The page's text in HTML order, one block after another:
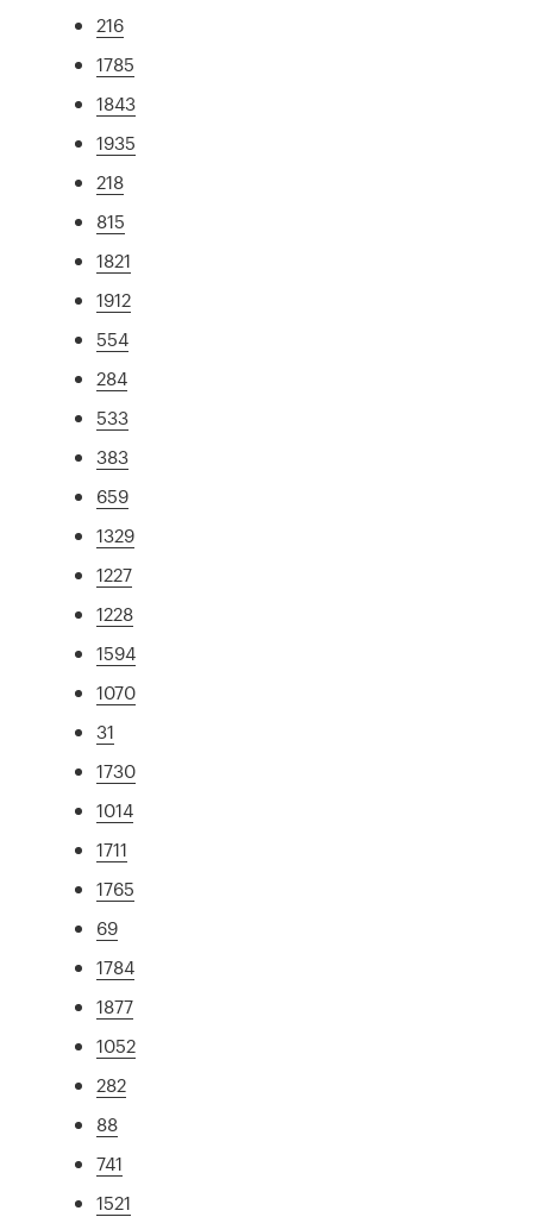
216
1785
1843
1935
218
815
1821
1912
554
284
533
383
659
1329
1227
1228
1594
1070
31
1730
1014
1711
1765
69
1784
1877
1052
282
88
741
1521